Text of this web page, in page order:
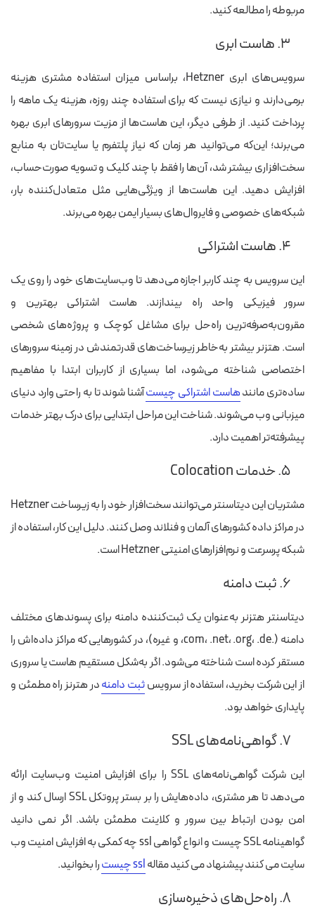
مربوطه را مطالعه کنید.
۳. هاست ابری
سرویس‌های ابری Hetzner، براساس میزان استفاده مشتری هزینه
برمی‌دارند و نیازی نیست که برای استفاده چند روزه، هزینه یک ماهه را
پرداخت کنید. از طرفی دیگر، این هاست‌ها از مزیت سرورهای ابری بهره
می‌برند؛ این‌که می‌توانید هر زمان که نیاز پلتفرم یا سایت‌تان به منابع
سخت‌افزاری بیشتر شد، آن‌ها را فقط با چند کلیک و تسویه صورت‌حساب،
افزایش دهید. این هاست‌ها از ویژگی‌هایی مثل متعادل‌کننده بار،
شبکه‌های خصوصی و فایروال‌های بسیار ایمن بهره می‌برند.
۴. هاست اشتراکی
این سرویس به چند کاربر اجازه می‌دهد تا وب‌سایت‌های خود را روی یک
سرور فیزیکی واحد راه بیندازند. هاست اشتراکی بهترین و
مقرون‌به‌صرفه‌ترین راه‌حل برای مشاغل کوچک و پروژه‌های شخصی
است. هتزنر بیشتر به‌خاطر زیرساخت‌های قدرتمندش در زمینه سرورهای
اختصاصی شناخته می‌شود، اما بسیاری از کاربران ابتدا با مفاهیم
ساده‌تری مانندهاستاشتراکی چیستآشنا شوند تا به راحتی وارد دنیای
میزبانی وب می‌شوند. شناخت این مراحل ابتدایی برای درک بهتر خدمات
پیشرفته‌تر اهمیت دارد.
۵. خدمات Colocation
مشتریان این دیتاسنتر می‌توانند سخت‌افزار خود را به زیرساخت Hetzner
در مراکز داده کشورهای آلمان و فنلاند وصل کنند. دلیل این کار، استفاده از
شبکه پرسرعت و نرم‌افزارهای امنیتی Hetzner است.
۶. ثبت دامنه
دیتاسنتر هتزنر به‌عنوان یک ثبت‌کننده دامنه برای پسوندهای مختلف
دامنه (.com، .net، .org، .de، و غیره)، در کشورهایی که مراکز داده‌اش را
مستقر کرده است شناخته می‌شود. اگر به‌شکل مستقیم هاست یا سروری
از این شرکت بخرید، استفاده از سرویسثبت دامنهدر هترنز راه مطمئن‌ و
پایداری خواهد بود.
۷. گواهی‌نامه‌های SSL
این شرکت گواهی‌نامه‌های SSL را برای افزایش امنیت وب‌سایت ارائه
می‌دهد تا هر مشتری، داده‌هایش را بر بستر پروتکل SSL ارسال کند و از
امن بودن ارتباط بین سرور و کلاینت مطمئن باشد. اگر نمی دانید
گواهینامه SSL چیست و انواع گواهی ssl چه کمکی به افزایش امنیت وب
سایت می کنند پیشنهاد می کنید مقالهssl چیست را بخوانید.
۸. راه‌حل‌های ذخیره‌سازی